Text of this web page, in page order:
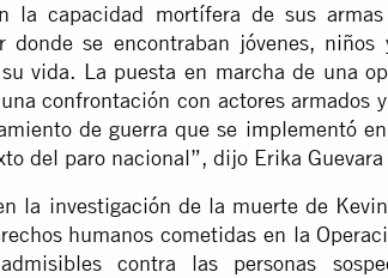
la capacidad mortífera de sus
se encontraban jóvenes, niños
vida. La puesta en marcha de una
confrontación con actores armados
de guerra que se implementó
del paro nacional”, dijo Erika Guevara
la investigación de la muerte de
humanos cometidas en la
contra las personas